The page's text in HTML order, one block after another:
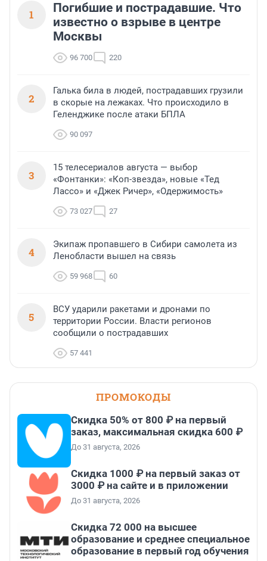
1
Погибшие и пострадавшие. Что
известно о взрыве в центре
Москвы
96 700 220
2
Галька била в людей, пострадавших грузили
в скорые на лежаках. Что происходило в
Геленджике после атаки БПЛА
90 097
3
15 телесериалов августа — выбор
«Фонтанки»: «Коп-звезда», новые «Тед
Лассо» и «Джек Ричер», «Одержимость»
73 027 27
4
Экипаж пропавшего в Сибири самолета из
Ленобласти вышел на связь
59 968 60
5
ВСУ ударили ракетами и дронами по
территории России. Власти регионов
сообщили о пострадавших
57 441
ПРОМОКОДЫ
Скидка 50% от 800 ₽ на первый
заказ, максимальная скидка 600 ₽
До 31 августа, 2026
Скидка 1000 ₽ на первый заказ от
3000 ₽ на сайте и в приложении
До 31 августа, 2026
Скидка 72 000 на высшее
образование и среднее специальное
образование в первый год обучения